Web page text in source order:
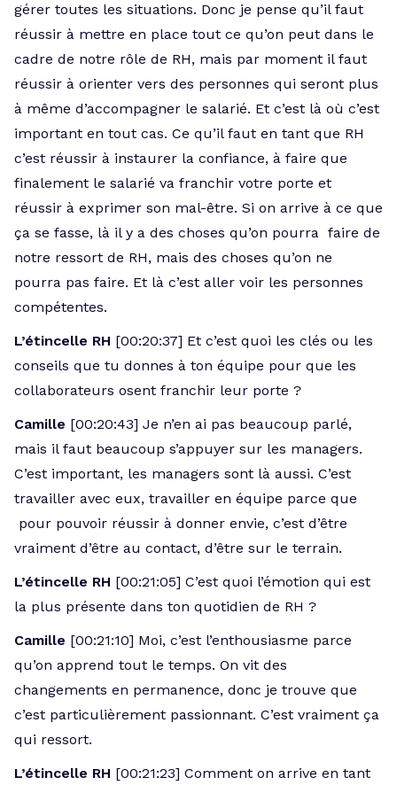
gérer toutes les situations. Donc je pense qu’il faut
réussir à mettre en place tout ce qu’on peut dans le
cadre de notre rôle de RH, mais par moment il faut
réussir à orienter vers des personnes qui seront plus
à même d’accompagner le salarié. Et c’est là où c’est
important en tout cas. Ce qu’il faut en tant que RH
c’est réussir à instaurer la confiance, à faire que
finalement le salarié va franchir votre porte et
réussir à exprimer son mal-être. Si on arrive à ce que
ça se fasse, là il y a des choses qu’on pourra faire de
notre ressort de RH, mais des choses qu’on ne
pourra pas faire. Et là c’est aller voir les personnes
compétentes.
L’étincelle RH [00:20:37] Et c’est quoi les clés ou les
conseils que tu donnes à ton équipe pour que les
collaborateurs osent franchir leur porte ?
Camille [00:20:43] Je n’en ai pas beaucoup parlé,
mais il faut beaucoup s’appuyer sur les managers.
C’est important, les managers sont là aussi. C’est
travailler avec eux, travailler en équipe parce que
pour pouvoir réussir à donner envie, c’est d’être
vraiment d’être au contact, d’être sur le terrain.
L’étincelle RH [00:21:05] C’est quoi l’émotion qui est
la plus présente dans ton quotidien de RH ?
Camille [00:21:10] Moi, c’est l’enthousiasme parce
qu’on apprend tout le temps. On vit des
changements en permanence, donc je trouve que
c’est particulièrement passionnant. C’est vraiment ça
qui ressort.
L’étincelle RH [00:21:23] Comment on arrive en tant